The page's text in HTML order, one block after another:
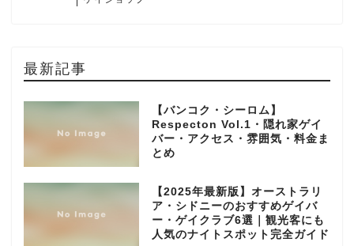
最新記事
【バンコク・シーロム】
Respecton Vol.1・隠れ家ゲイ
バー・アクセス・雰囲気・料金ま
とめ
【2025年最新版】オーストラリ
ア・シドニーのおすすめゲイバ
ー・ゲイクラブ6選｜観光客にも
人気のナイトスポット完全ガイド